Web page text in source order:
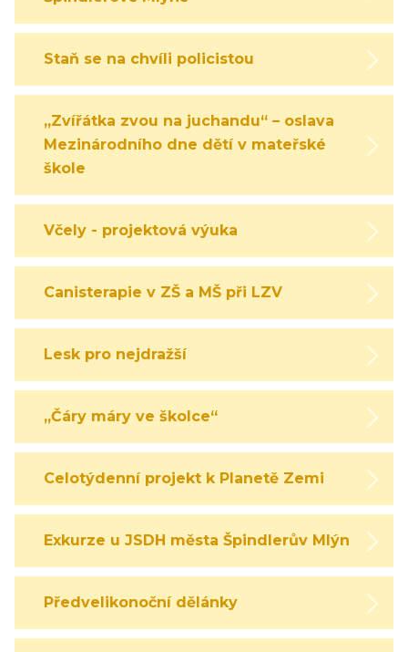
Staň se na chvíli policistou
„Zvířátka zvou na juchandu“ – oslava
Mezinárodního dne dětí v mateřské
škole
Včely - projektová výuka
Canisterapie v ZŠ a MŠ při LZV
Lesk pro nejdražší
„Čáry máry ve školce“
Celotýdenní projekt k Planetě Zemi
Exkurze u JSDH města Špindlerův Mlýn
Předvelikonoční dělánky